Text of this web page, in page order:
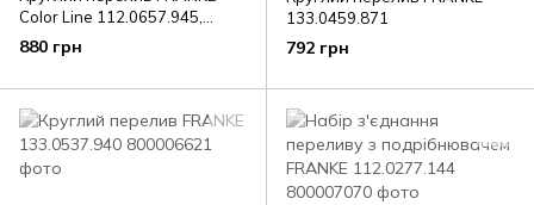
Color Line 112.0657.945,
чорний матовий
880 грн
133.0459.871
792 грн